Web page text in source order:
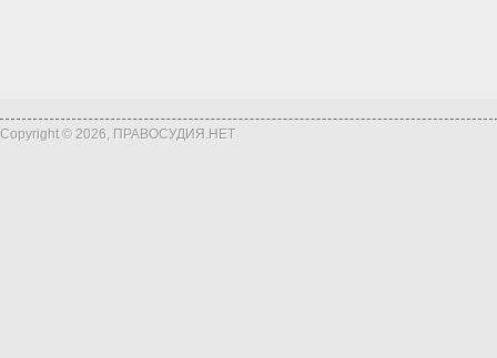
Copyright © 2026, ПРАВОСУДИЯ.НЕТ